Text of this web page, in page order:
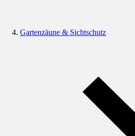
Gartenzäune & Sichtschutz